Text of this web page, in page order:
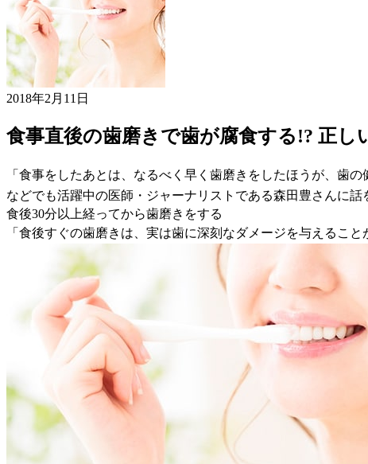
2018年2月11日
食事直後の歯磨きで歯が腐食する!? 正し
「食事をしたあとは、なるべく早く歯磨きをしたほうが、歯
などでも活躍中の医師・ジャーナリストである森田豊さんに話
食後30分以上経ってから歯磨きをする
「食後すぐの歯磨きは、実は歯に深刻なダメージを与えるこ